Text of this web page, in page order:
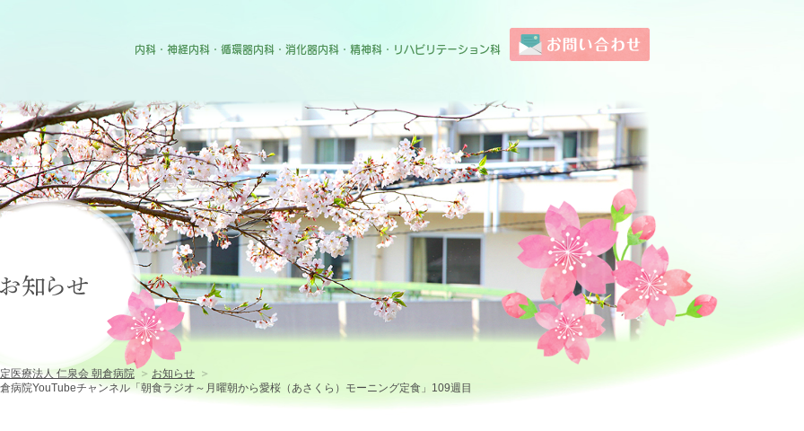
ご紹介
入院のご案内
内
介
内科・神経内科・循環器内科・消化器内科・精神科・リハビリテーション科
お知らせ
医療法人 仁泉会 朝倉病院
お知らせ
病院YouTubeチャンネル「朝食ラジオ～月曜朝から愛桜（あさくら）モーニング定食」109週目